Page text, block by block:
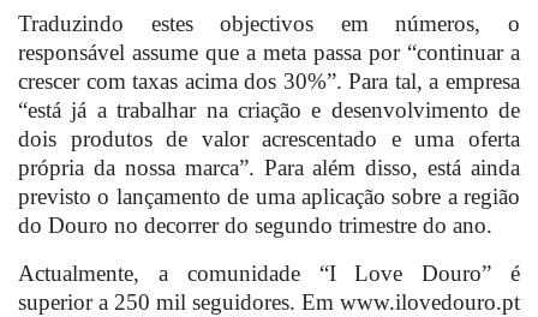
Traduzindo estes objectivos em números, o
responsável assume que a meta passa por “continuar a
crescer com taxas acima dos 30%”. Para tal, a empresa
“está já a trabalhar na criação e desenvolvimento de
dois produtos de valor acrescentado e uma oferta
própria da nossa marca”. Para além disso, está ainda
previsto o lançamento de uma aplicação sobre a região
do Douro no decorrer do segundo trimestre do ano.
Actualmente, a comunidade “I Love Douro” é
superior a 250 mil seguidores. Em www.ilovedouro.pt